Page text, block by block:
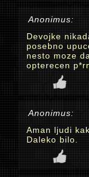
Anonimus:
Devojke
posebno
nesto moze
opterecen
Anonimus:
Aman ljudi
Daleko bilo.